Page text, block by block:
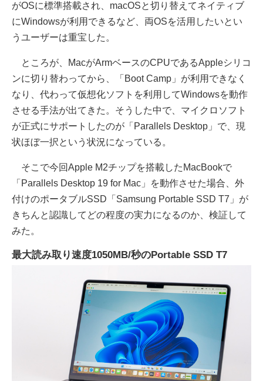
がOSに標準搭載され、macOSと切り替えてネイティブ
にWindowsが利用できるなど、両OSを活用したいとい
うユーザーは重宝した。
ところが、MacがArmベースのCPUであるAppleシリコ
ンに切り替わってから、「Boot Camp」が利用できなく
なり、代わって仮想化ソフトを利用してWindowsを動作
させる手法が出てきた。そうした中で、マイクロソフト
が正式にサポートしたのが「Parallels Desktop」で、現
状ほぼ一択という状況になっている。
そこで今回Apple M2チップを搭載したMacBookで
「Parallels Desktop 19 for Mac」を動作させた場合、外
付けのポータブルSSD「Samsung Portable SSD T7」が
きちんと認識してどの程度の実力になるのか、検証して
みた。
最大読み取り速度1050MB/秒のPortable SSD T7